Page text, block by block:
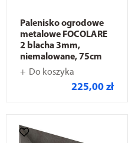
Palenisko ogrodowe
metalowe FOCOLARE
2 blacha 3mm,
niemalowane, 75cm
Do koszyka
225,00 zł